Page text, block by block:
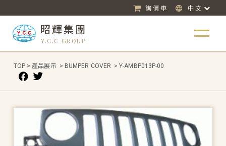
詢價車 中文
昭輝集團
Y.C.C GROUP
TOP > 產品展示 > BUMPER COVER > Y-AMBP013P-00